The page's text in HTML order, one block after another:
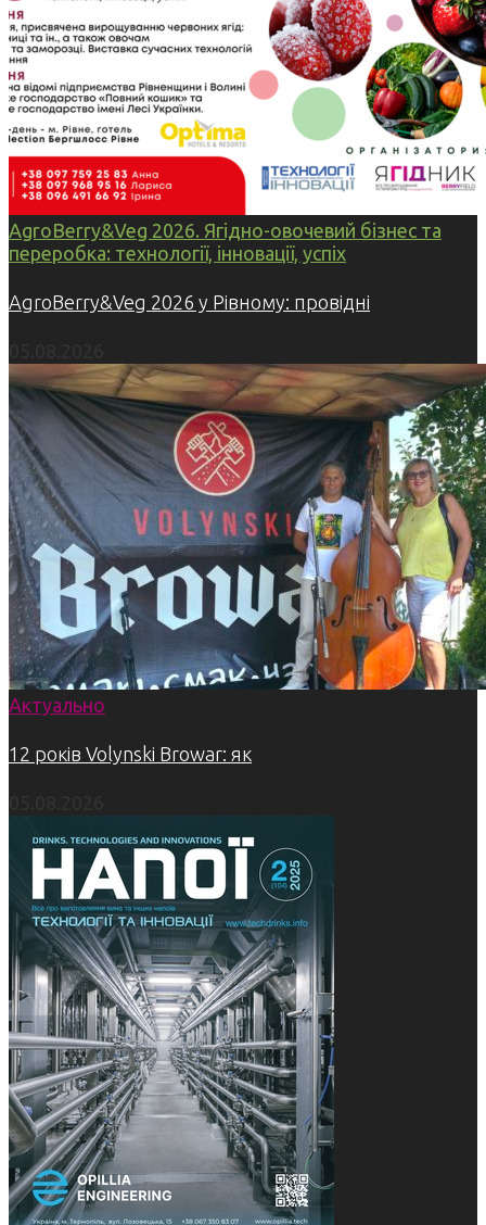
AgroBerry&Veg 2026. Ягідно-овочевий бізнес та
переробка: технології, інновації, успіх
AgroBerry&Veg 2026 у Рівному: провідні
Актуально
12 років Volynski Browar: як